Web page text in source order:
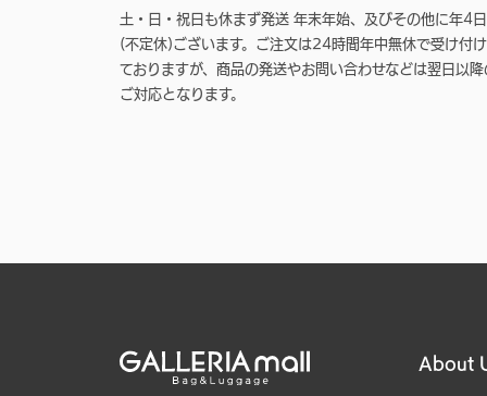
土・日・祝日も休まず発送 年末年始、及びその他に年4日
(不定休)ございます。ご注文は24時間年中無休で受け付け
ておりますが、商品の発送やお問い合わせなどは翌日以降
ご対応となります。
About